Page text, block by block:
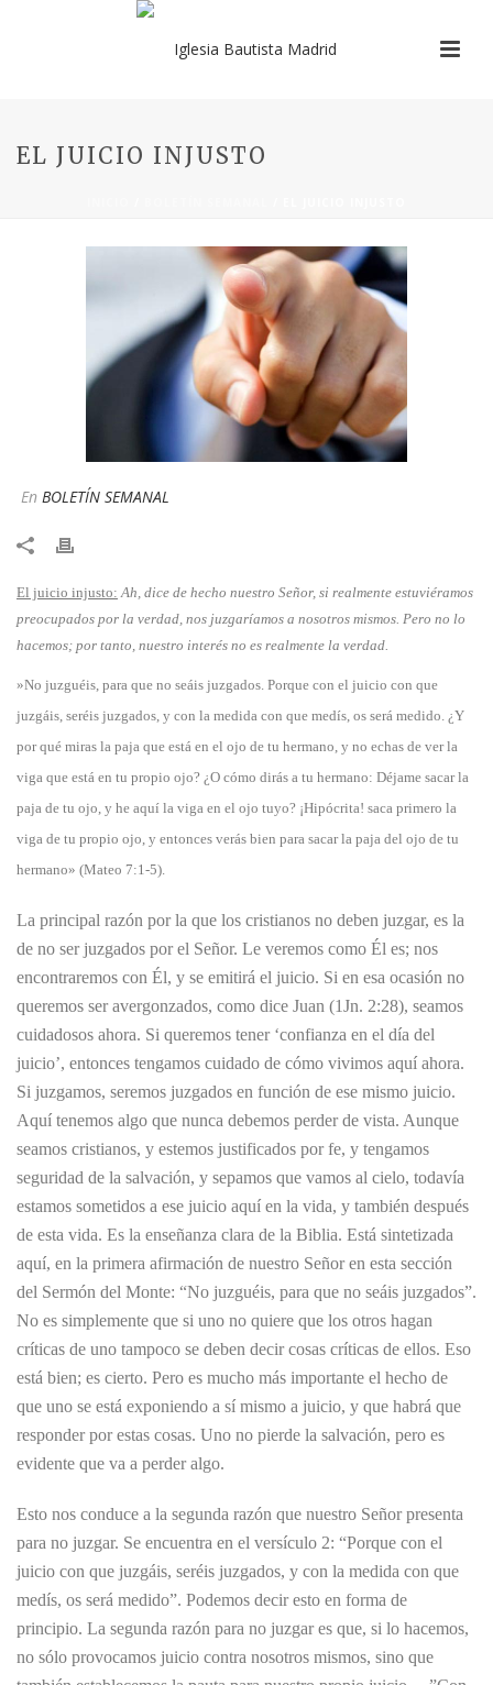
EL JUICIO INJUSTO
En BOLETÍN SEMANAL
​El juicio injusto: Ah, dice de hecho nuestro Señor, si realmente estuviéramos
preocupados por la verdad, nos juzgaríamos a nosotros mismos. Pero no lo
hacemos; por tanto, nuestro interés no es realmente la verdad.
​»No juzguéis, para que no seáis juzgados. Porque con el juicio con que
juzgáis, seréis juzgados, y con la medida con que medís, os será medido. ¿Y
por qué miras la paja que está en el ojo de tu hermano, y no echas de ver la
viga que está en tu propio ojo? ¿O cómo dirás a tu hermano: Déjame sacar la
paja de tu ojo, y he aquí la viga en el ojo tuyo? ¡Hipócrita! saca primero la
viga de tu propio ojo, y entonces verás bien para sacar la paja del ojo de tu
hermano» (Mateo 7:1-5).
La principal razón por la que los cristianos no deben juzgar, es la
de no ser juzgados por el Señor. Le veremos como Él es; nos
encontraremos con Él, y se emitirá el juicio. Si en esa ocasión no
queremos ser avergonzados, como dice Juan (1Jn. 2:28), seamos
cuidadosos ahora. Si queremos tener ‘confianza en el día del
juicio’, entonces tengamos cuidado de cómo vivimos aquí ahora.
Si juzgamos, seremos juzgados en función de ese mismo juicio.
Aquí tenemos algo que nunca debemos perder de vista. Aunque
seamos cristianos, y estemos justificados por fe, y tengamos
seguridad de la salvación, y sepamos que vamos al cielo, todavía
estamos sometidos a ese juicio aquí en la vida, y también después
de esta vida. Es la enseñanza clara de la Biblia. Está sintetizada
aquí, en la primera afirmación de nuestro Señor en esta sección
del Sermón del Monte: “No juzguéis, para que no seáis juzgados”.
No es simplemente que si uno no quiere que los otros hagan
críticas de uno tampoco se deben decir cosas críticas de ellos. Eso
está bien; es cierto. Pero es mucho más importante el hecho de
que uno se está exponiendo a sí mismo a juicio, y que habrá que
responder por estas cosas. Uno no pierde la salvación, pero es
evidente que va a perder algo.
Esto nos conduce a la segunda razón que nuestro Señor presenta
para no juzgar. Se encuentra en el versículo 2: “Porque con el
juicio con que juzgáis, seréis juzgados, y con la medida con que
medís, os será medido”. Podemos decir esto en forma de
principio. La segunda razón para no juzgar es que, si lo hacemos,
no sólo provocamos juicio contra nosotros mismos, sino que